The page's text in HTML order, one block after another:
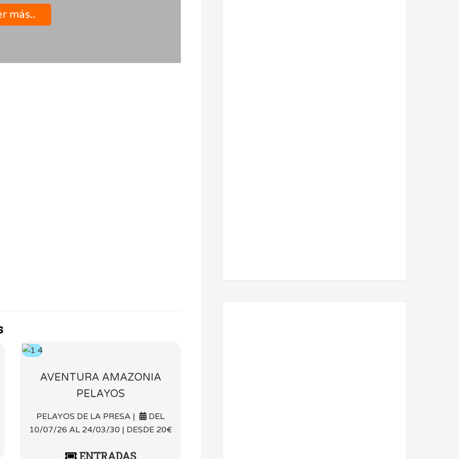
más..
AVENTURA AMAZONIA
PELAYOS
PELAYOS DE LA PRESA |
DEL
10/07/26 AL 24/03/30 | DESDE 20€
ENTRADAS